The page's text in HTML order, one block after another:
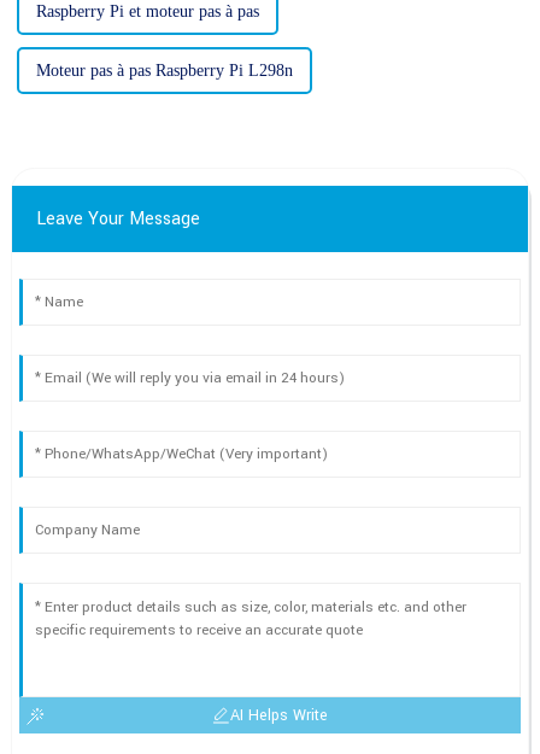
Raspberry Pi et moteur pas à pas
Moteur pas à pas Raspberry Pi L298n
Leave Your Message
AI Helps Write